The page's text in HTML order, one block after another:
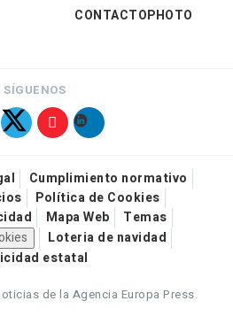
CONTACTOPHOTO
SÍGUENOS
Cumplimiento normativo
Política de Cookies
Mapa Web
Temas
Loteria de navidad
estatal
de la Agencia Europa Press.